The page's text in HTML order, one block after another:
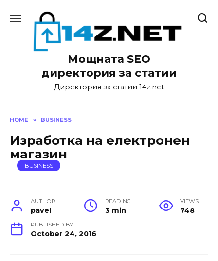
Мощната SEO
директория за статии
Директория за статии 14z.net
HOME » BUSINESS
Изработка на електронен
магазин
BUSINESS
AUTHOR
pavel
READING
3 min
VIEWS
748
PUBLISHED BY
October 24, 2016